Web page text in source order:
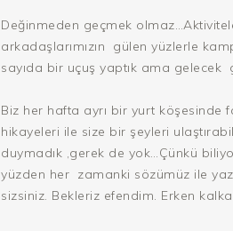
Değinmeden geçmek
arkadaşlarımızın gülen yüzlerle
sayıda bir uçuş yaptık ama gelecek
Biz her hafta ayrı bir yurt köşesinde
hikayeleri ile size bir şeyleri
duymadık ,gerek de yok…Çünkü
yüzden her zamanki sözümüz ile
sizsiniz. Bekleriz efendim. Erken